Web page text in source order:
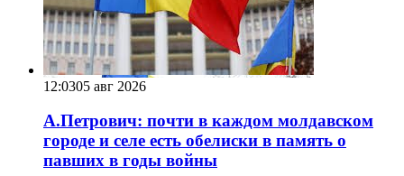
12:0305 авг 2026
А.Петрович: почти в каждом молдавском
городе и селе есть обелиски в память о
павших в годы войны